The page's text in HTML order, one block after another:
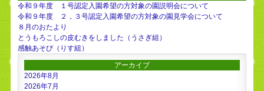
令和９年度 １号認定入園希望の方対象の園説明会について
令和９年度 ２，３号認定入園希望の方対象の園見学会について
８月のおたより
とうもろこしの皮むきをしました（うさぎ組）
感触あそび（りす組）
アーカイブ
2026年8月
2026年7月